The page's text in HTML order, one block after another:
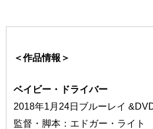
＜作品情報＞
ベイビー・ドライバー
2018年1月24日ブルーレイ
監督・脚本：エドガー・ライト